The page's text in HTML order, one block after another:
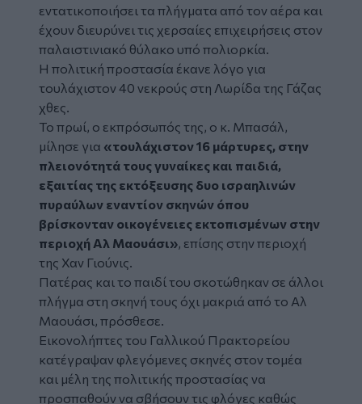
εντατικοποιήσει τα πλήγματα από τον αέρα και
έχουν διευρύνει τις χερσαίες επιχειρήσεις στον
παλαιστινιακό θύλακο υπό πολιορκία.
Η πολιτική προστασία έκανε λόγο για
τουλάχιστον 40 νεκρούς στη Λωρίδα της Γάζας
χθες.
Το πρωί, ο εκπρόσωπός της, ο κ. Μπασάλ,
μίλησε για «τουλάχιστον 16 μάρτυρες, στην
πλειονότητά τους γυναίκες και παιδιά,
εξαιτίας της εκτόξευσης δυο ισραηλινών
πυραύλων εναντίον σκηνών όπου
βρίσκονταν οικογένειες εκτοπισμένων στην
περιοχή Αλ Μαουάσι», επίσης στην περιοχή
της Χαν Γιούνις.
Πατέρας και το παιδί του σκοτώθηκαν σε άλλοι
πλήγμα στη σκηνή τους όχι μακριά από το Αλ
Μαουάσι, πρόσθεσε.
Εικονολήπτες του Γαλλικού Πρακτορείου
κατέγραψαν φλεγόμενες σκηνές στον τομέα
και μέλη της πολιτικής προστασίας να
προσπαθούν να σβήσουν τις φλόγες καθώς